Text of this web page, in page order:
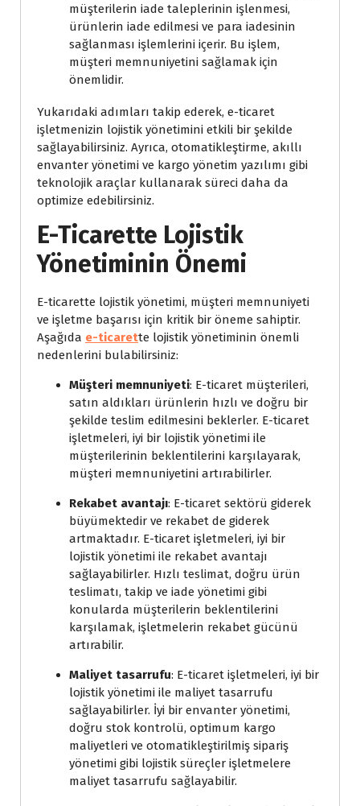
müşterilerin iade taleplerinin işlenmesi,
ürünlerin iade edilmesi ve para iadesinin
sağlanması işlemlerini içerir. Bu işlem,
müşteri memnuniyetini sağlamak için
önemlidir.
Yukarıdaki adımları takip ederek, e-ticaret
işletmenizin lojistik yönetimini etkili bir şekilde
sağlayabilirsiniz. Ayrıca, otomatikleştirme, akıllı
envanter yönetimi ve kargo yönetim yazılımı gibi
teknolojik araçlar kullanarak süreci daha da
optimize edebilirsiniz.
E-Ticarette Lojistik
Yönetiminin Önemi
E-ticarette lojistik yönetimi, müşteri memnuniyeti
ve işletme başarısı için kritik bir öneme sahiptir.
Aşağıda e-ticarette lojistik yönetiminin önemli
nedenlerini bulabilirsiniz:
Müşteri memnuniyeti: E-ticaret müşterileri,
satın aldıkları ürünlerin hızlı ve doğru bir
şekilde teslim edilmesini beklerler. E-ticaret
işletmeleri, iyi bir lojistik yönetimi ile
müşterilerinin beklentilerini karşılayarak,
müşteri memnuniyetini artırabilirler.
Rekabet avantajı: E-ticaret sektörü giderek
büyümektedir ve rekabet de giderek
artmaktadır. E-ticaret işletmeleri, iyi bir
lojistik yönetimi ile rekabet avantajı
sağlayabilirler. Hızlı teslimat, doğru ürün
teslimatı, takip ve iade yönetimi gibi
konularda müşterilerin beklentilerini
karşılamak, işletmelerin rekabet gücünü
artırabilir.
Maliyet tasarrufu: E-ticaret işletmeleri, iyi bir
lojistik yönetimi ile maliyet tasarrufu
sağlayabilirler. İyi bir envanter yönetimi,
doğru stok kontrolü, optimum kargo
maliyetleri ve otomatikleştirilmiş sipariş
yönetimi gibi lojistik süreçler işletmelere
maliyet tasarrufu sağlayabilir.